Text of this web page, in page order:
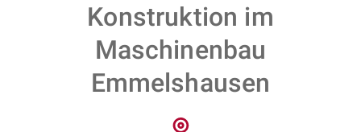
Konstruktion im
Maschinenbau
Emmelshausen